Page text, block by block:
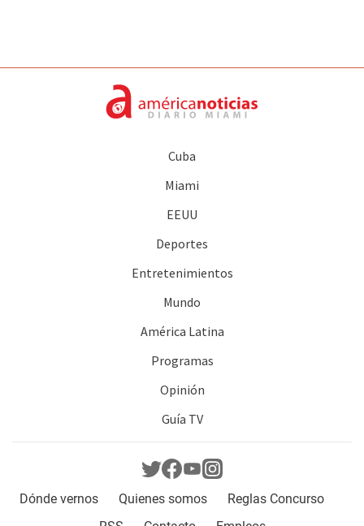
Cuba
Miami
EEUU
Deportes
Entretenimientos
Mundo
América Latina
Programas
Opinión
Guía TV
Dónde vernos Quienes somos
Reglas Concurso